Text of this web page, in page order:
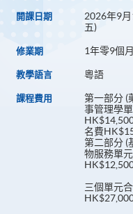
開課日期
2026年9月
五)
修業期 1年零9個月
教學語言 粵語
課程費用
第一部分 (
事管理學單
名費
第二部分 (
物服務單元)
三個單元